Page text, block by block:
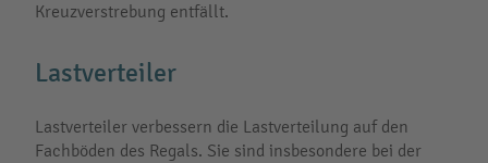
Kreuzverstrebung entfällt.
Lastverteiler
Lastverteiler verbessern die Lastverteilung auf den
Fachböden des Regals. Sie sind insbesondere bei der